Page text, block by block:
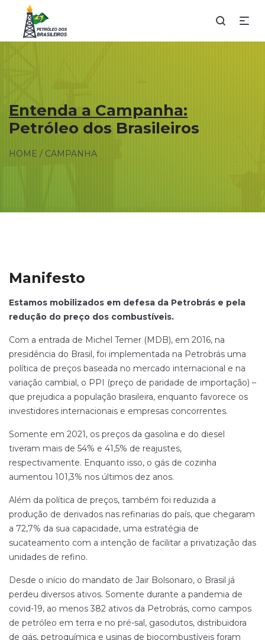
Entenda a Campanha:
Petróleo dos Brasileiros
HOME / CAMPANHA
Manifesto
Estamos mobilizados em defesa da Petrobrás e pela
redução do preço dos combustíveis.
Com a entrada de Michel Temer (MDB), em 2016, na
presidência do Brasil, foi implementada na Petrobrás uma
política de preços baseada no mercado internacional e na
variação cambial, o PPI (preço de paridade de importação) –
que prejudica a população brasileira, enquanto favorece os
investidores internacionais e empresas concorrentes.
Somente em 2021, os preços da gasolina e do diesel
tiveram mais de 54% e 41,5% de reajustes,
respectivamente. Enquanto isso, o gás de cozinha
aumentou 101,3% nos últimos dez anos.
Além da política de preços, também foi reduzida a
produção de derivados nas refinarias do país, que chegaram
a 72,7% da sua capacidade, uma estratégia de
sucateamento com a intenção de facilitar a privatização das
unidades de refino.
Desde o início do mandato de Jair Bolsonaro, o Brasil já
perdeu diversos ativos. Somente durante a pandemia de
covid-19, ao menos 382 ativos da Petrobrás, como campos
de petróleo em terra e no pré-sal, gasodutos, distribuidora
de gás, petroquímica e usinas de biocombustíveis foram